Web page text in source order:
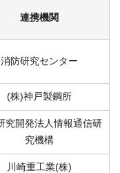
連携機関
消防研究センター
(株)神戸製鋼所
究開発法人情報通信研
究機構
川崎重工業(株)